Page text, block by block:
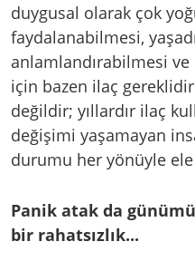
duygusal olarak çok
faydalanabilmesi,
anlamlandırabilmesi
için bazen ilaç
değildir; yıllardır ilaç
değişimi yaşamayan
durumu her yönüyle ele
Panik atak da
bir rahatsızlık...